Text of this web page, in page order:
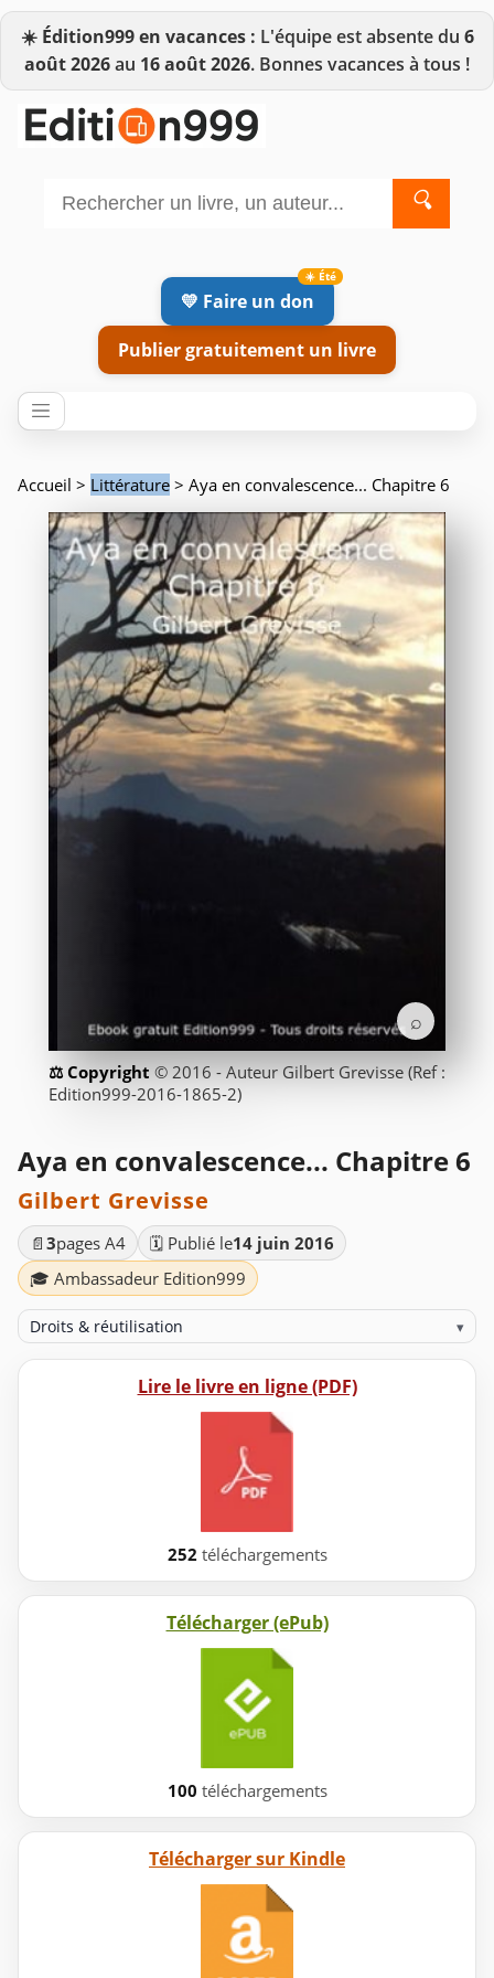
☀️ Édition999 en vacances : L'équipe est absente du 6
août 2026au 16 août 2026. Bonnes vacances à tous !
🔍
💛 Faire un don
Publier gratuitement un livre
Accueil > Littérature > Aya en convalescence... Chapitre 6
⌕
© 2016 - Auteur Gilbert Grevisse (Ref :
Edition999-2016-1865-2)
Aya en convalescence... Chapitre 6
Gilbert Grevisse
📄 3pages A4 🗓️ Publié le14 juin 2016
🎓 Ambassadeur Edition999
Droits & réutilisation ▾
Lire le livre en ligne (PDF)
252 téléchargements
Télécharger (ePub)
100 téléchargements
Télécharger sur Kindle